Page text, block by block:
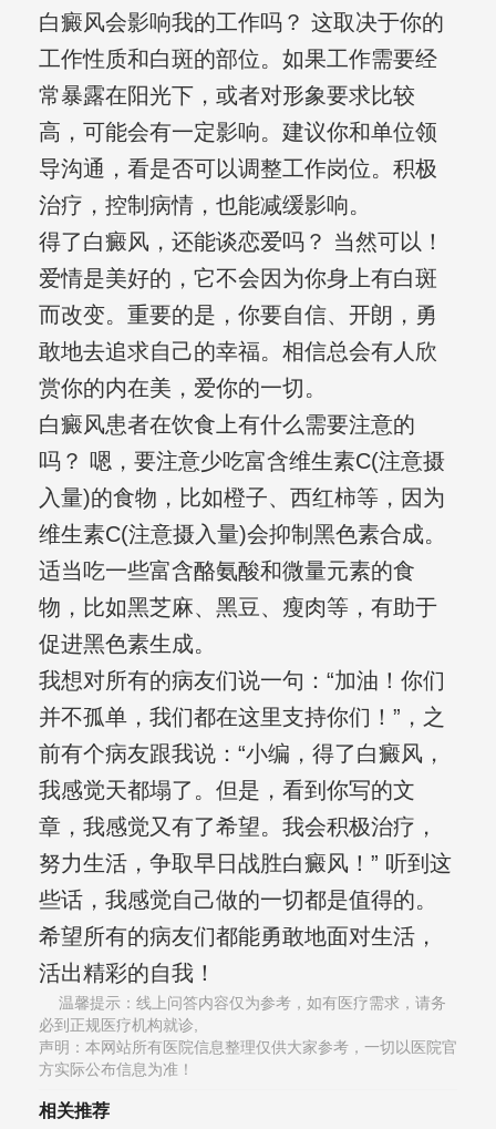
白癜风会影响我的工作吗？ 这取决于你的
工作性质和白斑的部位。如果工作需要经
常暴露在阳光下，或者对形象要求比较
高，可能会有一定影响。建议你和单位领
导沟通，看是否可以调整工作岗位。积极
治疗，控制病情，也能减缓影响。
得了白癜风，还能谈恋爱吗？ 当然可以！
爱情是美好的，它不会因为你身上有白斑
而改变。重要的是，你要自信、开朗，勇
敢地去追求自己的幸福。相信总会有人欣
赏你的内在美，爱你的一切。
白癜风患者在饮食上有什么需要注意的
吗？ 嗯，要注意少吃富含维生素C(注意摄
入量)的食物，比如橙子、西红柿等，因为
维生素C(注意摄入量)会抑制黑色素合成。
适当吃一些富含酪氨酸和微量元素的食
物，比如黑芝麻、黑豆、瘦肉等，有助于
促进黑色素生成。
我想对所有的病友们说一句：“加油！你们
并不孤单，我们都在这里支持你们！”，之
前有个病友跟我说：“小编，得了白癜风，
我感觉天都塌了。但是，看到你写的文
章，我感觉又有了希望。我会积极治疗，
努力生活，争取早日战胜白癜风！” 听到这
些话，我感觉自己做的一切都是值得的。
希望所有的病友们都能勇敢地面对生活，
活出精彩的自我！
温馨提示：线上问答内容仅为参考，如有医疗需求，请务
必到正规医疗机构就诊,
声明：本网站所有医院信息整理仅供大家参考，一切以医院官
方实际公布信息为准！
相关推荐